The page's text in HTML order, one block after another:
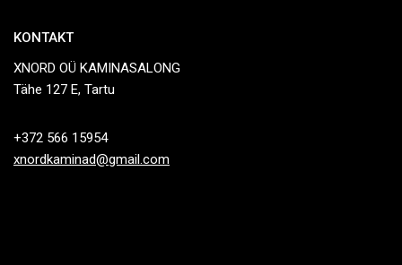
KONTAKT
XNORD OÜ KAMINASALONG
Tähe 127 E, Tartu
+372 566 15954
xnordkaminad@gmail.com